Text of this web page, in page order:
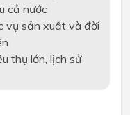
cả nước
vụ sản xuất và đời
thụ lớn, lịch sử